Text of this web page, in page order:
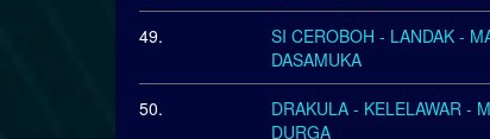
49.
SI CEROBOH - LANDAK -
DASAMUKA
50.
DRAKULA - KELELAWAR -
DURGA